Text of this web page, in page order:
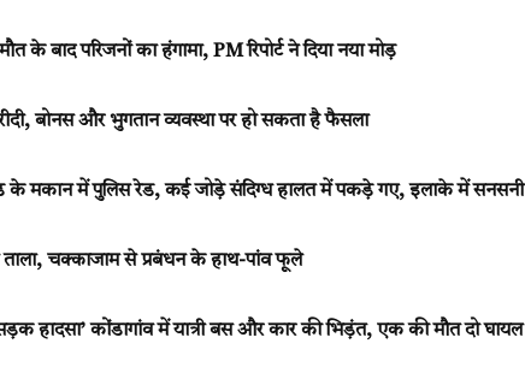
के बाद परिजनों का हंगामा, PM रिपोर्ट ने दिया नया मोड़
बोनस और भुगतान व्यवस्था पर हो सकता है फैसला
के मकान में पुलिस रेड, कई जोड़े संदिग्ध हालत में पकड़े गए, इलाके में सनसनी
चक्काजाम से प्रबंधन के हाथ-पांव फूले
हादसा’ कोंडागांव में यात्री बस और कार की भिड़ंत, एक की मौत दो घायल